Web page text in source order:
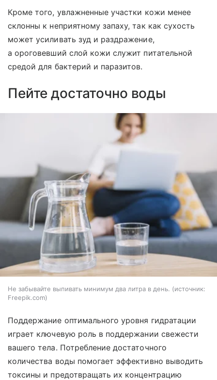
Кроме того, увлажненные участки кожи менее
склонны к неприятному запаху, так как сухость
может усиливать зуд и раздражение,
а ороговевший слой кожи служит питательной
средой для бактерий и паразитов.
Пейте достаточно воды
Не забывайте выпивать минимум два литра в день.
источник:
Freepik.com
Поддержание оптимального уровня гидратации
играет ключевую роль в поддержании свежести
вашего тела. Потребление достаточного
количества воды помогает эффективно выводить
токсины и предотвращать их концентрацию